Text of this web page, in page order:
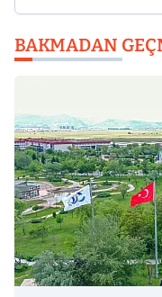
BAKMADAN